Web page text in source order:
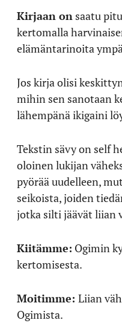
Kirjaan on saatu
kertomalla
elämäntarinoita
Jos kirja olisi
mihin sen sanotaan
lähempänä ikigaini
Tekstin sävy on self
oloinen lukijan
pyörää uudelleen,
seikoista, joiden
jotka silti jäävät liian
Kiitämme: Ogimin
kertomisesta.
Moitimme: Liian
Ogimista.